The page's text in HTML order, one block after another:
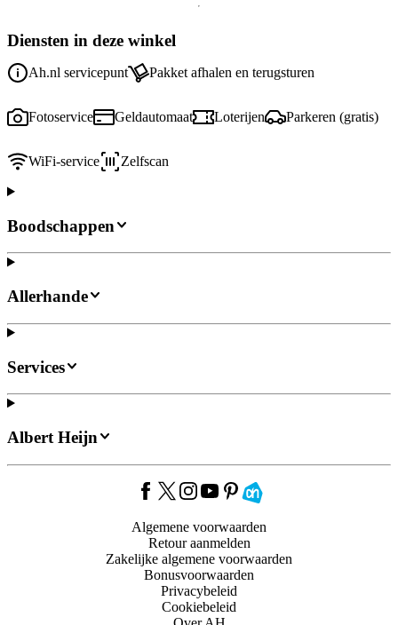
Diensten in deze winkel
Ah.nl servicepunt Pakket afhalen en terugsturen
Fotoservice Geldautomaat Loterijen Parkeren (gratis)
WiFi-service Zelfscan
Boodschappen
Allerhande
Services
Albert Heijn
Algemene voorwaarden
Retour aanmelden
Zakelijke algemene voorwaarden
Bonusvoorwaarden
Privacybeleid
Cookiebeleid